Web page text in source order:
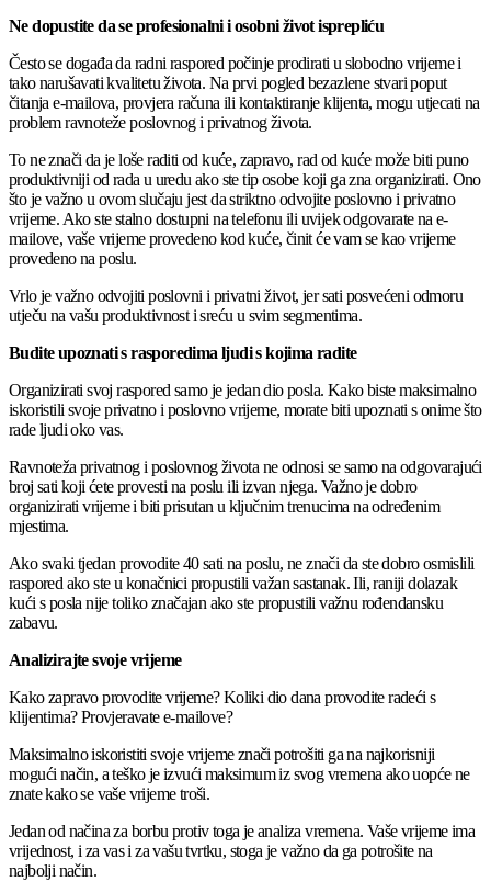
Ne dopustite da se profesionalni i osobni život isprepliću
Često se događa da radni raspored počinje prodirati u slobodno vrijeme i
tako narušavati kvalitetu života. Na prvi pogled bezazlene stvari poput
čitanja e-mailova, provjera računa ili kontaktiranje klijenta, mogu utjecati na
problem ravnoteže poslovnog i privatnog života.
To ne znači da je loše raditi od kuće, zapravo, rad od kuće može biti puno
produktivniji od rada u uredu ako ste tip osobe koji ga zna organizirati. Ono
što je važno u ovom slučaju jest da striktno odvojite poslovno i privatno
vrijeme. Ako ste stalno dostupni na telefonu ili uvijek odgovarate na e-
mailove, vaše vrijeme provedeno kod kuće, činit će vam se kao vrijeme
provedeno na poslu.
Vrlo je važno odvojiti poslovni i privatni život, jer sati posvećeni odmoru
utječu na vašu produktivnost i sreću u svim segmentima.
Budite upoznati s rasporedima ljudi s kojima radite
Organizirati svoj raspored samo je jedan dio posla. Kako biste maksimalno
iskoristili svoje privatno i poslovno vrijeme, morate biti upoznati s onime što
rade ljudi oko vas.
Ravnoteža privatnog i poslovnog života ne odnosi se samo na odgovarajući
broj sati koji ćete provesti na poslu ili izvan njega. Važno je dobro
organizirati vrijeme i biti prisutan u ključnim trenucima na određenim
mjestima.
Ako svaki tjedan provodite 40 sati na poslu, ne znači da ste dobro osmislili
raspored ako ste u konačnici propustili važan sastanak. Ili, raniji dolazak
kući s posla nije toliko značajan ako ste propustili važnu rođendansku
zabavu.
Analizirajte svoje vrijeme
Kako zapravo provodite vrijeme? Koliki dio dana provodite radeći s
klijentima? Provjeravate e-mailove?
Maksimalno iskoristiti svoje vrijeme znači potrošiti ga na najkorisniji
mogući način, a teško je izvući maksimum iz svog vremena ako uopće ne
znate kako se vaše vrijeme troši.
Jedan od načina za borbu protiv toga je analiza vremena. Vaše vrijeme ima
vrijednost, i za vas i za vašu tvrtku, stoga je važno da ga potrošite na
najbolji način.